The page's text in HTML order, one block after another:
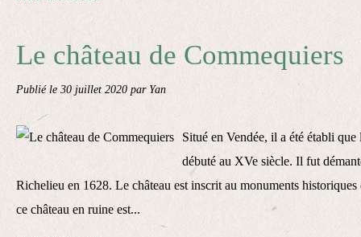
Le château de Commequiers
Publié le 30 juillet 2020 par Yan
Situé en Vendée, il a été établi
débuté au XVe siècle. Il fut
Richelieu en 1628. Le château est inscrit au monuments
ce château en ruine est...